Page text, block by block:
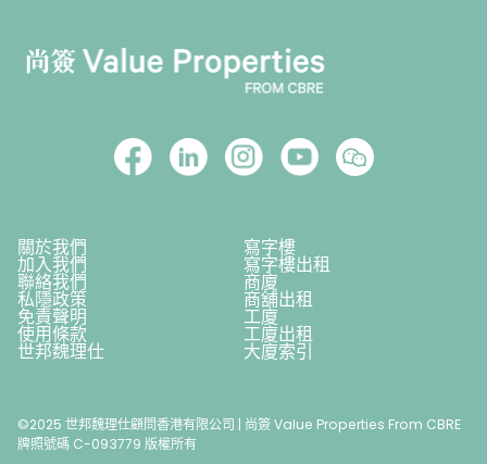
關於我們 寫字樓
加入我們 寫字樓出租
聯絡我們 商廈
私隱政策 商舖出租
免責聲明 工廈
使用條款 工廈出租
世邦魏理仕 大廈索引
©2025 世邦魏理仕顧問香港有限公司 | 尚簽 Value Properties From CBRE
牌照號碼 C-093779 版權所有